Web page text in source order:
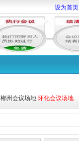
设为首页
郴州会议场地 怀化会议场地